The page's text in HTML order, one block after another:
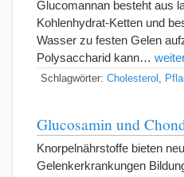
Glucomannan besteht aus
Kohlenhydrat-Ketten und
Wasser zu festen Gelen
Polysaccharid kann…
Schlagwörter: Cholesterol
Glucosamin und
Knorpelnährstoffe bieten
Gelenkerkrankungen